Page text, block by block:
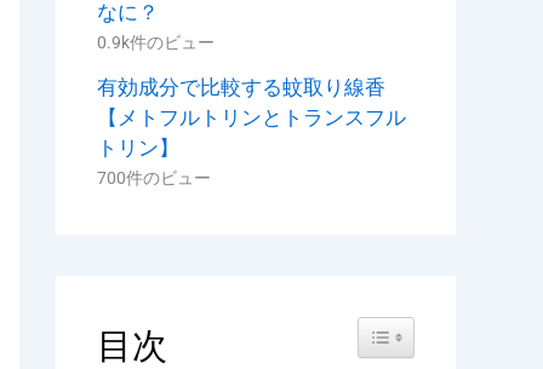
なに？
0.9k件のビュー
有効成分で比較する蚊取り線香
【メトフルトリンとトランスフル
トリン】
700件のビュー
目次 Toggle Table of Content